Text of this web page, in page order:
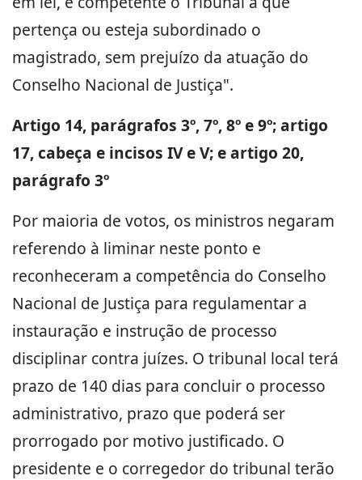
pertença ou esteja subordinado o
magistrado, sem prejuízo da atuação do
Conselho Nacional de Justiça".
Artigo 14, parágrafos 3º, 7º, 8º e 9º; artigo
17, cabeça e incisos IV e V; e artigo 20,
parágrafo 3º
Por maioria de votos, os ministros negaram
referendo à liminar neste ponto e
reconheceram a competência do Conselho
Nacional de Justiça para regulamentar a
instauração e instrução de processo
disciplinar contra juízes. O tribunal local terá
prazo de 140 dias para concluir o processo
administrativo, prazo que poderá ser
prorrogado por motivo justificado. O
presidente e o corregedor do tribunal terão